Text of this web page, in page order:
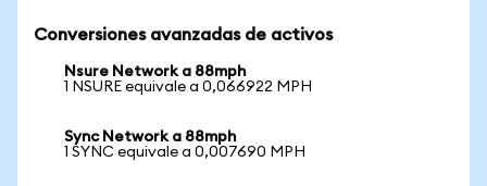
Conversiones avanzadas de activos
Nsure Network a 88mph
1 NSURE equivale a 0,066922 MPH
Sync Network a 88mph
1 SYNC equivale a 0,007690 MPH